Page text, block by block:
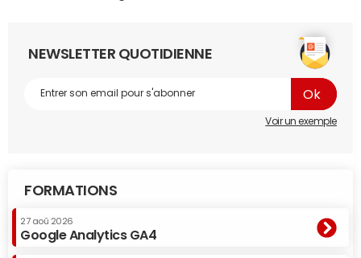
NEWSLETTER QUOTIDIENNE
Voir un exemple
FORMATIONS
27 aoû 2026
Google Analytics GA4